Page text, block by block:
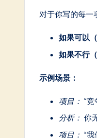
对于你写的每一
如果可以
如果不行
示例场景：
项目： “
分析： 你
项目： “